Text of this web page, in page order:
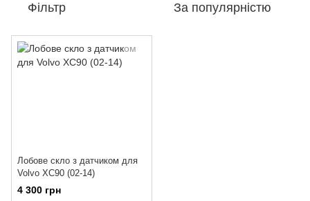
Фільтр За популярністю
Лобове скло з датчиком для
Volvo XC90 (02-14)
4 300 грн